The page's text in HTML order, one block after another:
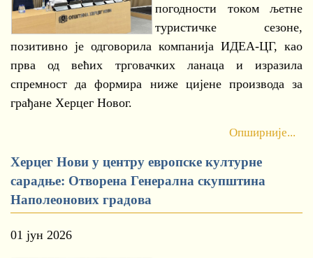
погодности током љетне
туристичке сезоне,
позитивно је одговорила компанија ИДЕА-ЦГ, као
прва од већих трговачких ланаца и изразила
спремност да формира ниже цијене производа за
грађане Херцег Новог.
Опширније...
Херцег Нови у центру европске културне
сарадње: Отворена Генерална скупштина
Наполеонових градова
01 јун 2026